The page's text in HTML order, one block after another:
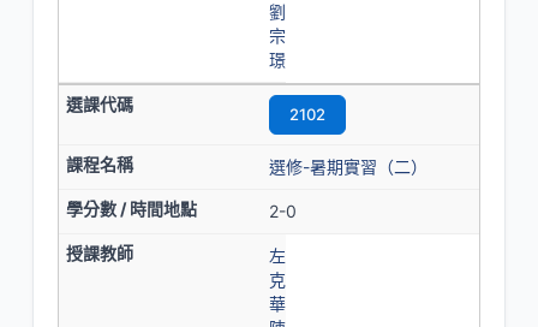
劉
宗
璟
2102
選修-暑期實習（二）
2-0
左
克
華